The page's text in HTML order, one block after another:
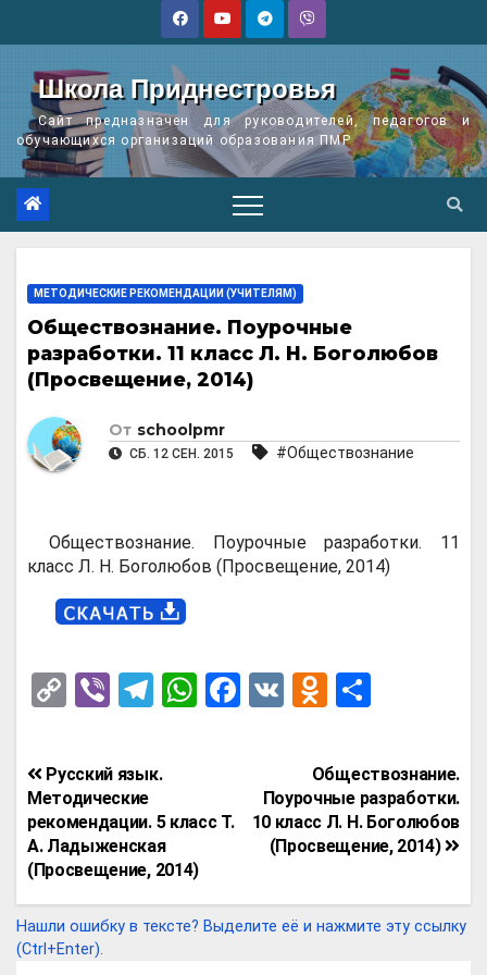
Школа Приднестровья
Сайт предназначен для руководителей, педагогов и
обучающихся организаций образования ПМР
МЕТОДИЧЕСКИЕ РЕКОМЕНДАЦИИ (УЧИТЕЛЯМ)
Обществознание. Поурочные
разработки. 11 класс Л. Н. Боголюбов
(Просвещение, 2014)
От schoolpmr
СБ. 12 СЕН. 2015 #Обществознание
Обществознание. Поурочные разработки. 11
класс Л. Н. Боголюбов (Просвещение, 2014)
C
py
Li
n
k
Vi
er
T
e
a
m
W
A
p
p
F
o
k
V
O
n
o
kl
a
ss
ni
п
р
а
в
и
т
Навигация
по
записям
Обществознание.
Поурочные разработки.
10 класс Л. Н. Боголюбов
(Просвещение, 2014)
Русский язык.
Методические
рекомендации. 5 класс Т.
А. Ладыженская
(Просвещение, 2014)
Нашли ошибку в тексте? Выделите её и нажмите эту ссылку
(Ctrl+Enter).